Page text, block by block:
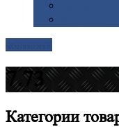
7.73
Категории